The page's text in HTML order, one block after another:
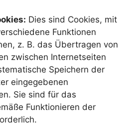
Dies sind Cookies, mit
Funktionen
z. B. das Übertragen von
zwischen Internetseiten
Speichern der
eingegebenen
Sie sind für das
Funktionieren der